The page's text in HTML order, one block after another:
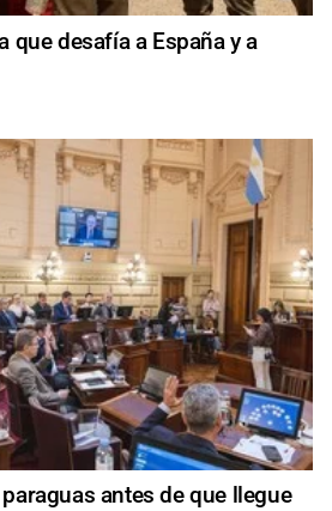
que desafía a España y a
antes de que llegue